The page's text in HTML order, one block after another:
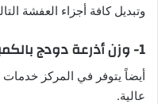
وتبديل كافة أجزاء العفشة
1- وزن أذرعة دودج بالكمبيوتر:
أيضاً يتوفر في المركز خدمات
عالية.